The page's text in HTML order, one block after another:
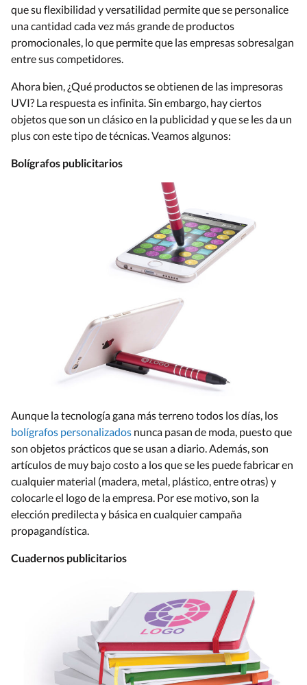
que su flexibilidad y versatilidad permite que se personalice
una cantidad cada vez más grande de productos
promocionales, lo que permite que las empresas sobresalgan
entre sus competidores.
Ahora bien, ¿Qué productos se obtienen de las impresoras
UVI? La respuesta es infinita. Sin embargo, hay ciertos
objetos que son un clásico en la publicidad y que se les da un
plus con este tipo de técnicas. Veamos algunos:
Bolígrafos publicitarios
Aunque la tecnología gana más terreno todos los días, los
bolígrafos personalizados nunca pasan de moda, puesto que
son objetos prácticos que se usan a diario. Además, son
artículos de muy bajo costo a los que se les puede fabricar en
cualquier material (madera, metal, plástico, entre otras) y
colocarle el logo de la empresa. Por ese motivo, son la
elección predilecta y básica en cualquier campaña
propagandística.
Cuadernos publicitarios